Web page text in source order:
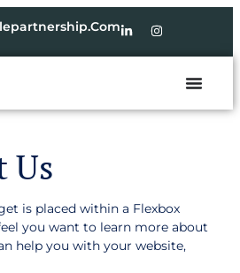
Us
is placed within a Flexbox
you want to learn more about
help you with your website,